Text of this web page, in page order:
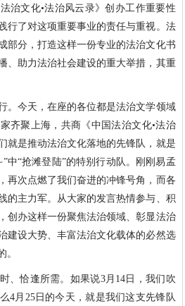
治文化•法治风云录》创办工作重要性
行了对这项重要事业的责任与重视。法
部分，打造这样一份专业的法治文化书
、助力法治社会建设的重大举措，其重
今天，在座的各位都是法治文学领域
齐聚上海，共商《中国法治文化•法治
就是推动法治文化落地的先锋队，就是
中“抢滩登陆”的特别行动队。刚刚易孟
再次点燃了我们奋进的冲锋号角，而各
的主力军。从大家的发言热情参与、积
创办这样一份聚焦法治领域、彰显法治
建设大势、丰富法治文化载体的必然选
。
恰逢所需。如果说3月14日，我们吹
4月25日的今天，就是我们这支先锋队